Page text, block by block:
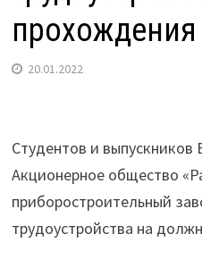
20.01.2022
Студентов и выпускников
Акционерное общество
приборостроительный
трудоустройства на